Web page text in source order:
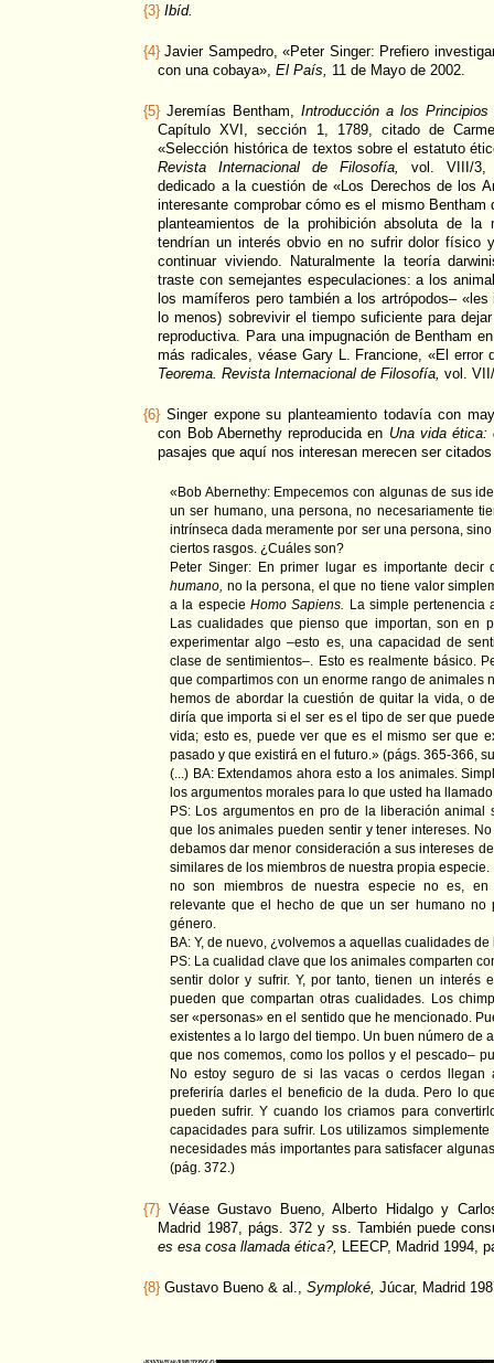
{3} Ibíd.
{4} Javier Sampedro, «Peter Singer: Prefiero
con una cobaya»,El País, 11 de Mayo de 2002.
{5} Jeremías Bentham, Introducción a los
Capítulo XVI, sección 1, 1789, citado de
«Selección histórica de textos sobre el estatuto
Revista Internacional de Filosofía,
vol. VIII/3,
dedicado a la cuestión de «Los Derechos de los
interesante comprobar cómo es el mismo Bentham
planteamientos de la prohibición absoluta de la
tendrían un interés obvio en no sufrir dolor físico
continuar viviendo. Naturalmente la teoría
traste con semejantes especulaciones: a los
los mamíferos pero también a los artrópodos–
lo menos) sobrevivir el tiempo suficiente para
reproductiva. Para una impugnación de Bentham
más radicales, véase Gary L. Francione, «El error
Teorema. Revista Internacional de Filosofía, vol.
{6} Singer expone su planteamiento todavía con
con Bob Abernethy reproducida en Una vida ética:
pasajes que aquí nos interesan merecen ser
«Bob Abernethy: Empecemos con algunas de sus
un ser humano, una persona, no necesariamente
intrínseca dada meramente por ser una persona,
ciertos rasgos. ¿Cuáles son?
Peter Singer: En primer lugar es importante
humano, no la persona, el que no tiene valor
a la especie Homo Sapiens.
La simple pertenencia
Las cualidades que pienso que importan, son en
experimentar algo –esto es, una capacidad de
clase de sentimientos–. Esto es realmente básico.
que compartimos con un enorme rango de animales
hemos de abordar la cuestión de quitar la vida, o
diría que importa si el ser es el tipo de ser que
vida; esto es, puede ver que es el mismo ser que
pasado y que existirá en el futuro.» (págs. 365-366,
(...) BA: Extendamos ahora esto a los animales.
los argumentos morales para lo que usted ha
PS: Los argumentos en pro de la liberación animal
que los animales pueden sentir y tener intereses.
debamos dar menor consideración a sus intereses
similares de los miembros de nuestra propia
no son miembros de nuestra especie no es, en
relevante que el hecho de que un ser humano no
género.
BA: Y, de nuevo, ¿volvemos a aquellas cualidades
PS: La cualidad clave que los animales comparten
sentir dolor y sufrir. Y, por tanto, tienen un interés
pueden que compartan otras cualidades. Los
ser «personas» en el sentido que he mencionado.
existentes a lo largo del tiempo. Un buen número de
que nos comemos, como los pollos y el pescado–
No estoy seguro de si las vacas o cerdos llegan
preferiría darles el beneficio de la duda. Pero lo
pueden sufrir. Y cuando los criamos para
capacidades para sufrir. Los utilizamos
necesidades más importantes para satisfacer
(pág. 372.)
{7} Véase Gustavo Bueno, Alberto Hidalgo y
Madrid 1987, págs. 372 y ss. También puede
es esa cosa llamada ética?,
LEECP, Madrid 1994,
{8} Gustavo Bueno & al., Symploké, Júcar, Madrid